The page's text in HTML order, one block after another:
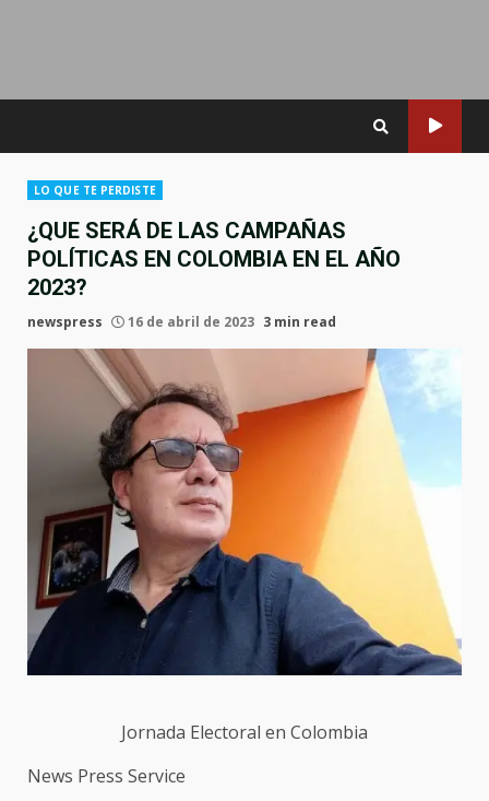
LO QUE TE PERDISTE
¿QUE SERÁ DE LAS CAMPAÑAS
POLÍTICAS EN COLOMBIA EN EL AÑO
2023?
newspress 16 de abril de 2023 3 min read
Jornada Electoral en Colombia
News Press Service